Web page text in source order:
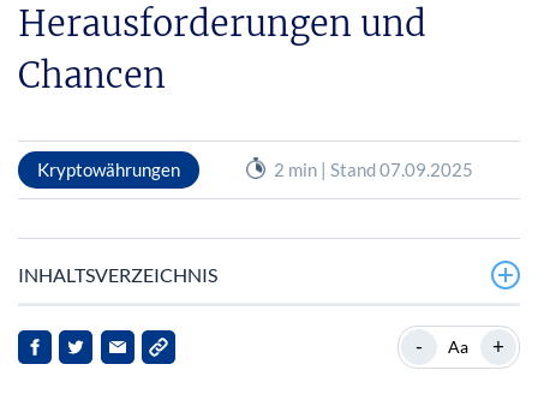
Herausforderungen und
Chancen
Kryptowährungen 2 min | Stand 07.09.2025
INHALTSVERZEICHNIS
Aktuelle Marktbewegungen von Ethereum
- Aa +